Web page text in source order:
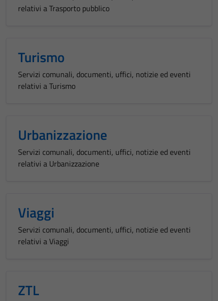
relativi a Trasporto pubblico
Turismo
Servizi comunali, documenti, uffici, notizie ed eventi
relativi a Turismo
Urbanizzazione
Servizi comunali, documenti, uffici, notizie ed eventi
relativi a Urbanizzazione
Viaggi
Servizi comunali, documenti, uffici, notizie ed eventi
relativi a Viaggi
ZTL